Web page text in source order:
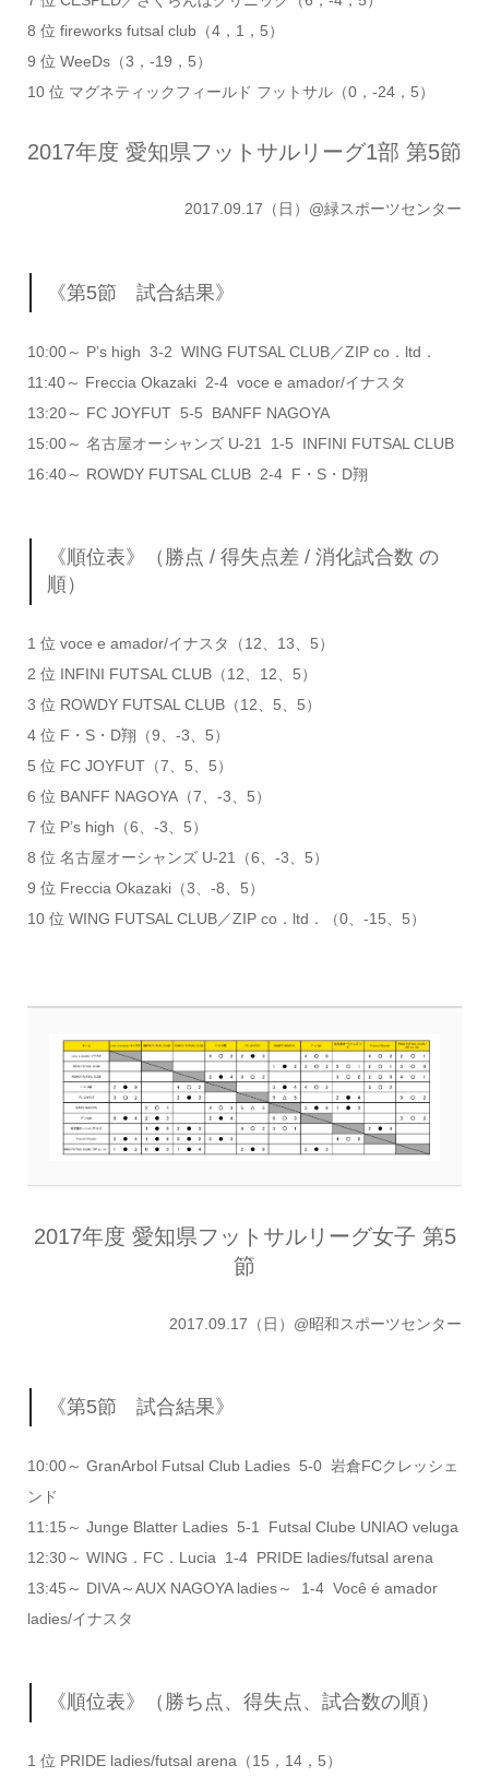
8 位 fireworks futsal club（4，1，5）
9 位 WeeDs（3，-19，5）
10 位 マグネティックフィールド フットサル（0，-24，5）
2017年度 愛知県フットサルリーグ1部 第5節
2017.09.17（日）@緑スポーツセンター
《第5節 試合結果》
10:00～ P’s high 3-2 WING FUTSAL CLUB／ZIP co．ltd．
11:40～ Freccia Okazaki 2-4 voce e amador/イナスタ
13:20～ FC JOYFUT 5-5 BANFF NAGOYA
15:00～ 名古屋オーシャンズ U-21 1-5 INFINI FUTSAL CLUB
16:40～ ROWDY FUTSAL CLUB 2-4 F・S・D翔
《順位表》（勝点 / 得失点差 / 消化試合数 の
順）
1 位 voce e amador/イナスタ（12、13、5）
2 位 INFINI FUTSAL CLUB（12、12、5）
3 位 ROWDY FUTSAL CLUB（12、5、5）
4 位 F・S・D翔（9、-3、5）
5 位 FC JOYFUT（7、5、5）
6 位 BANFF NAGOYA（7、-3、5）
7 位 P’s high（6、-3、5）
8 位 名古屋オーシャンズ U-21（6、-3、5）
9 位 Freccia Okazaki（3、-8、5）
10 位 WING FUTSAL CLUB／ZIP co．ltd．（0、-15、5）
2017年度 愛知県フットサルリーグ女子 第5
節
2017.09.17（日）@昭和スポーツセンター
《第5節 試合結果》
10:00～ GranArbol Futsal Club Ladies 5-0 岩倉FCクレッシェ
ンド
11:15～ Junge Blatter Ladies 5-1 Futsal Clube UNIAO veluga
12:30～ WING．FC．Lucia 1-4 PRIDE ladies/futsal arena
13:45～ DIVA～AUX NAGOYA ladies～ 1-4 Você é amador
ladies/イナスタ
《順位表》（勝ち点、得失点、試合数の順）
1 位 PRIDE ladies/futsal arena（15，14，5）